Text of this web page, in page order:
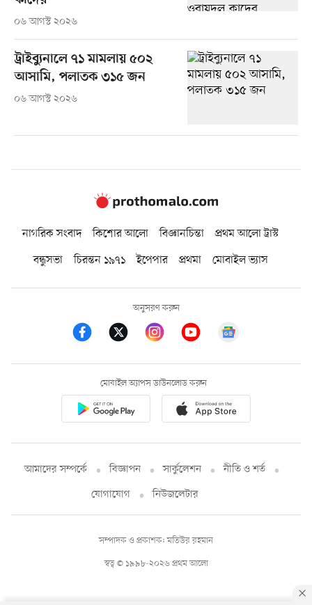
০৬ আগস্ট ২০২৬
ট্রাইব্যুনালে ৭১ মামলায় ৫০২
আসামি, পলাতক ৩১৫ জন
০৬ আগস্ট ২০২৬
নাগরিক সংবাদ কিশোর আলো বিজ্ঞানচিন্তা
প্রথম আলো ট্রাস্ট
বন্ধুসভা
চিরন্তন ১৯৭১ ইপেপার প্রথমা মোবাইল ভ্যাস
অনুসরণ করুন
মোবাইল অ্যাপস ডাউনলোড করুন
আমাদের সম্পর্কে বিজ্ঞাপন সার্কুলেশন
নীতি ও শর্ত
যোগাযোগ
নিউজলেটার
স্বত্ব © ১৯৯৮-২০২৬ প্রথম আলো
সম্পাদক ও প্রকাশক: মতিউর রহমান